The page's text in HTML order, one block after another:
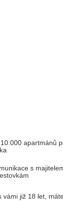
apartmánů
s
vámi již 18 let,